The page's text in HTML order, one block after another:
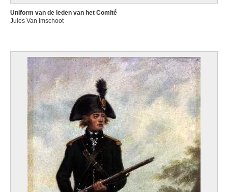
Uniform van de leden van het Comité
Jules Van Imschoot